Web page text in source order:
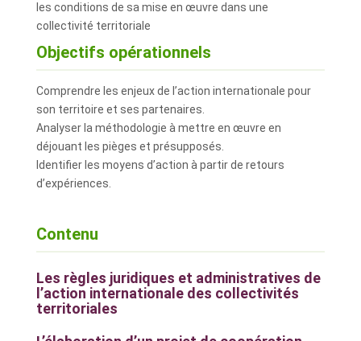
les conditions de sa mise en œuvre dans une
collectivité territoriale
Objectifs opérationnels
Comprendre les enjeux de l’action internationale pour
son territoire et ses partenaires.
Analyser la méthodologie à mettre en œuvre en
déjouant les pièges et présupposés.
Identifier les moyens d’action à partir de retours
d’expériences.
Contenu
Les règles juridiques et administratives de
l’action internationale des collectivités
territoriales